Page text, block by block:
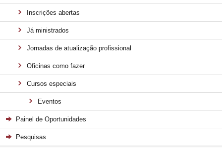
Inscrições abertas
Já ministrados
Jornadas de atualização profissional
Oficinas como fazer
Cursos especiais
Eventos
Painel de Oportunidades
Pesquisas